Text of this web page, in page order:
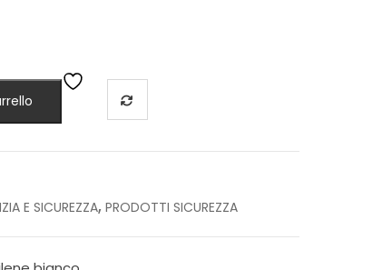
E SICUREZZA, PRODOTTI SICUREZZA